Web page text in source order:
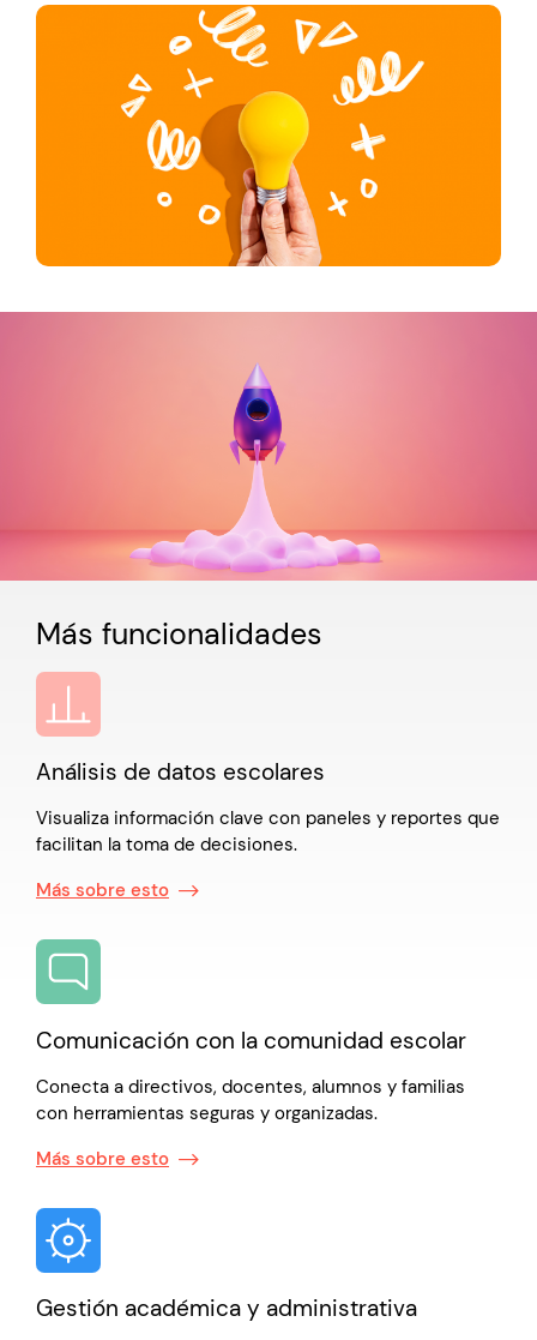
Más funcionalidades
Análisis de datos escolares
Visualiza información clave con paneles y reportes que
facilitan la toma de decisiones.
Más sobre esto
Comunicación con la comunidad escolar
Conecta a directivos, docentes, alumnos y familias
con herramientas seguras y organizadas.
Más sobre esto
Gestión académica y administrativa